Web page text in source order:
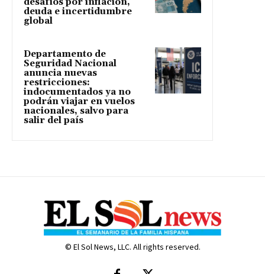
deuda e incertidumbre
global
Departamento de
Seguridad Nacional
anuncia nuevas
restricciones:
indocumentados ya no
podrán viajar en vuelos
nacionales, salvo para
salir del país
© El Sol News, LLC. All rights reserved.